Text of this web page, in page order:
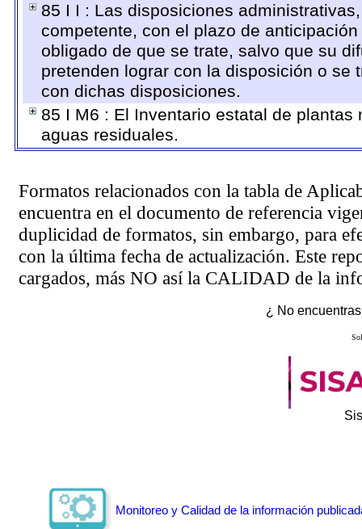
85 I I : Las disposiciones
competente, con el plazo de
obligado de que se trate, salvo que su
pretenden lograr con la disposición o se
con dichas disposiciones.
85 I M6 : El Inventario estatal de
aguas residuales.
Formatos relacionados con la tabla de
encuentra en el documento de referencia
duplicidad de formatos, sin embargo, para
con la última fecha de actualización. Este
cargados, más NO así la CALIDAD de la
¿ No
Monitoreo y Calidad de la información